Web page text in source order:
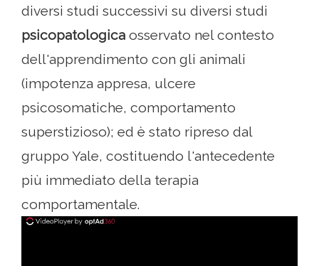
diversi studi successivi su diversi studi
psicopatologica osservato nel contesto
dell'apprendimento con gli animali
(impotenza appresa, ulcere
psicosomatiche, comportamento
superstizioso); ed è stato ripreso dal
gruppo Yale, costituendo l'antecedente
più immediato della terapia
comportamentale.